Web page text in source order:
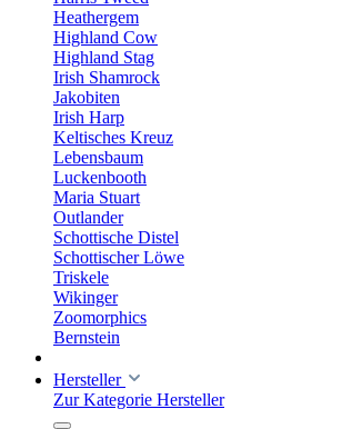
Heathergem
Highland Cow
Highland Stag
Irish Shamrock
Jakobiten
Irish Harp
Keltisches Kreuz
Lebensbaum
Luckenbooth
Maria Stuart
Outlander
Schottische Distel
Schottischer Löwe
Triskele
Wikinger
Zoomorphics
Bernstein
Hersteller
Zur Kategorie Hersteller